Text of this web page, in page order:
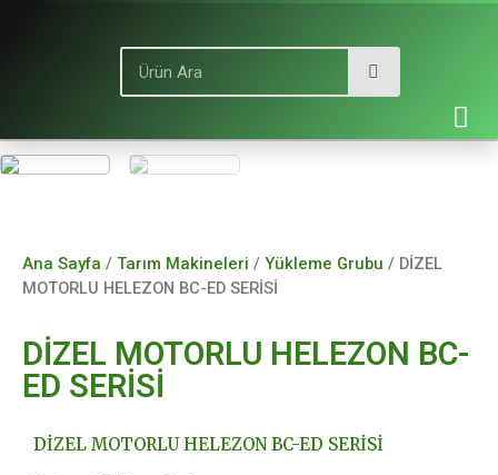
Ana Sayfa / Tarım Makineleri / Yükleme Grubu / DİZEL
MOTORLU HELEZON BC-ED SERİSİ
DİZEL MOTORLU HELEZON BC-
ED SERİSİ
DİZEL MOTORLU HELEZON BC-ED SERİSİ